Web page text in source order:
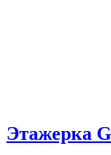
Этажерка